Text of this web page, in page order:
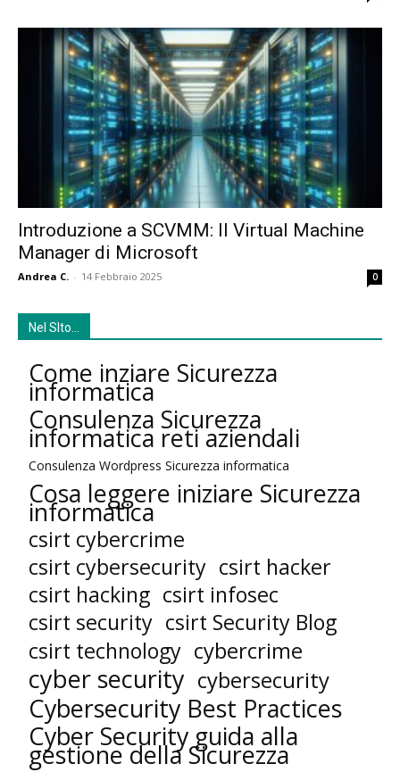
Introduzione a SCVMM: Il Virtual Machine
Manager di Microsoft
Andrea C. - 14 Febbraio 2025 0
Nel SIto…
Come inziare Sicurezza
informatica
Consulenza Sicurezza
informatica reti aziendali
Consulenza Wordpress Sicurezza informatica
Cosa leggere iniziare Sicurezza
informatica
csirt cybercrime
csirt cybersecurity csirt hacker
csirt hacking csirt infosec
csirt security csirt Security Blog
csirt technology cybercrime
cyber security cybersecurity
Cybersecurity Best Practices
Cyber Security guida alla
gestione della Sicurezza